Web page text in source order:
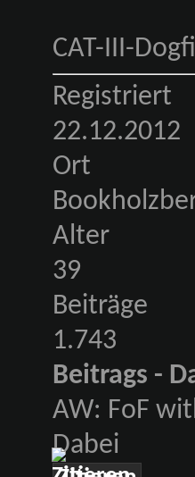
CAT-III-
Registriert
22.12.2012
Ort
Alter
39
Beiträge
1.743
Beitrags -
AW: FoF
Dabei